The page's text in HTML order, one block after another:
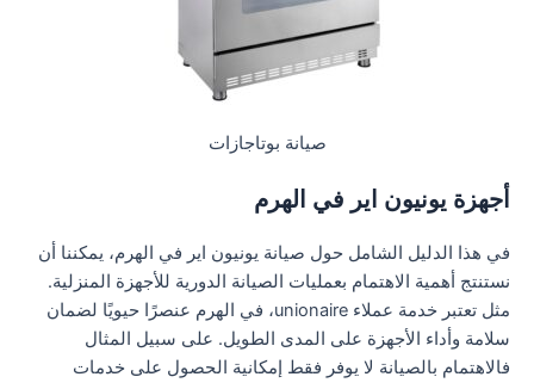
صيانة بوتاجازات
أجهزة يونيون اير في الهرم
في هذا الدليل الشامل حول صيانة يونيون اير في الهرم، يمكننا أن
نستنتج أهمية الاهتمام بعمليات الصيانة الدورية للأجهزة المنزلية.
مثل تعتبر خدمة عملاء unionaire، في الهرم عنصرًا حيويًا لضمان
سلامة وأداء الأجهزة على المدى الطويل. على سبيل المثال
فالاهتمام بالصيانة لا يوفر فقط إمكانية الحصول على خدمات